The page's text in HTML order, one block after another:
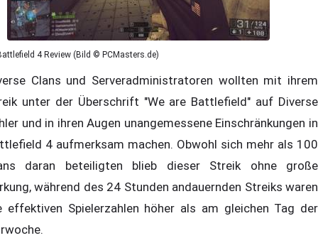
4 Review (Bild © PCMasters.de)
Clans und Serveradministratoren wollten mit ihrem
unter der Überschrift "We are Battlefield" auf Diverse
und in ihren Augen unangemessene Einschränkungen in
4 aufmerksam machen. Obwohl sich mehr als 100
daran beteiligten blieb dieser Streik ohne große
während des 24 Stunden andauernden Streiks waren
effektiven Spielerzahlen höher als am gleichen Tag der